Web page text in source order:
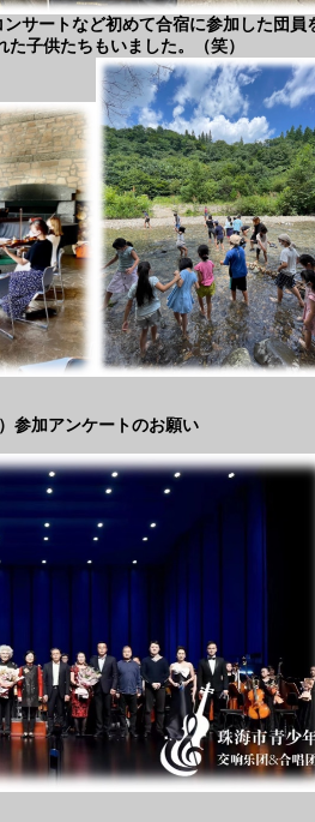
サートなど初めて合宿に参加した団員
子供たちもいました。（笑）
参加アンケートのお願い